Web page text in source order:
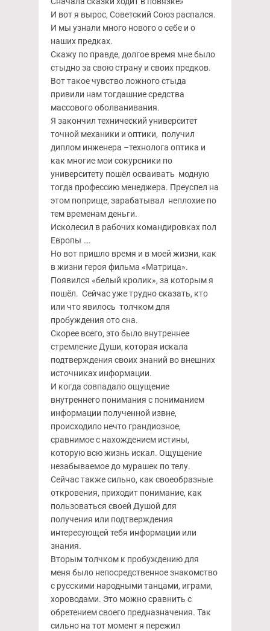
И вот я вырос, Советский Союз распался.
И мы узнали много нового о себе и о
наших предках.
Скажу по правде, долгое время мне было
стыдно за свою страну и своих предков.
Вот такое чувство ложного стыда
привили нам тогдашние средства
массового оболванивания.
Я закончил технический университет
точной механики и оптики, получил
диплом инженера –технолога оптика и
как многие мои сокурсники по
университету пошёл осваивать модную
тогда профессию менеджера. Преуспел на
этом поприще, зарабатывал неплохие по
тем временам деньги.
Исколесил в рабочих командировках пол
Европы ….
Но вот пришло время и в моей жизни, как
в жизни героя фильма «Матрица».
Появился «белый кролик», за которым я
пошёл. Сейчас уже трудно сказать, кто
или что явилось толчком для
пробуждения ото сна.
Скорее всего, это было внутреннее
стремление Души, которая искала
подтверждения своих знаний во внешних
источниках информации.
И когда совпадало ощущение
внутреннего понимания с пониманием
информации полученной извне,
происходило нечто грандиозное,
сравнимое с нахождением истины,
которую всю жизнь искал. Ощущение
незабываемое до мурашек по телу.
Сейчас также сильно, как своеобразные
откровения, приходит понимание, как
пользоваться своей Душой для
получения или подтверждения
интересующей тебя информации или
знания.
Вторым толчком к пробуждению для
меня было непосредственное знакомство
с русскими народными танцами, играми,
хороводами. Это можно сравнить с
обретением своего предназначения. Так
сильно на тот момент я пережил